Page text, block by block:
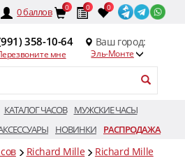
0баллов 0 0 0
358-10-64
мне
Ваш город:
Эль-Монте
КАТАЛОГ ЧАСОВ
МУЖСКИЕ ЧАСЫ
НОВИНКИ РАСПРОДАЖА
Richard Mille
Richard Mille